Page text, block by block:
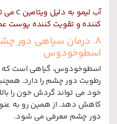
آب لیمو به دلیل ویتامین C می
کننده و تقویت کننده پوست
8. درمان سیاهی دور
اسطوخودوس
اسطوخودوس، گیاهی است که
رطوبت دور چشم را دارد.
خود می تواند گردش خون را
کاهش دهد. از همین رو به
دور چشم معرفی می شود.